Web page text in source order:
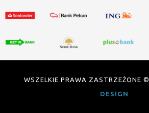
WSZELKIE PRAWA ZASTRZEŻONE ©
DESIGN